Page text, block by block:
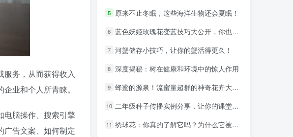
服务，从而获得收入
业和个人所青睐。
电脑操作、搜索引擎
广告文案、如何制定
5 原来不止冬眠，这些海洋生物还会夏眠！
6 蓝色妖姬玫瑰花变蓝技巧大公开，你也可以拥有！
7 河蟹储存小技巧，让你的蟹活得更久！
8 深度揭秘：树在健康和环境中的惊人作用
9 蜂蜜的源泉！流蜜量超群的神奇花卉大公开！
10 二年级种子传播实例分享，让你的课堂更有趣！
11 绣球花：你真的了解它吗？为什么它被认为不吉利
5 原来不止冬眠，这些海洋生物还会夏眠！
6 蓝色妖姬玫瑰花变蓝技巧大公开，你也可以拥有！
7 河蟹储存小技巧，让你的蟹活得更久！
8 深度揭秘：树在健康和环境中的惊人作用
9 蜂蜜的源泉！流蜜量超群的神奇花卉大公开！
10 二年级种子传播实例分享，让你的课堂更有趣！
11 绣球花：你真的了解它吗？为什么它被认为不吉利